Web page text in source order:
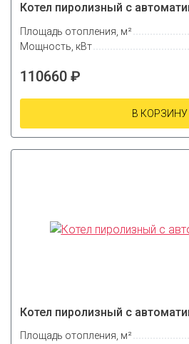
Котел пиролизный с
Площадь отопления, м²
Мощность, кВт
110660 ₽
В КОРЗИНУ
Котел пиролизный с
Площадь отопления, м²